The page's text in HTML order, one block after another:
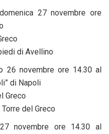
domenica 27 novembre ore
di Avellino
26 novembre ore 14.30 al
di Napoli
Greco
del Greco
novembre ore 14.30 al